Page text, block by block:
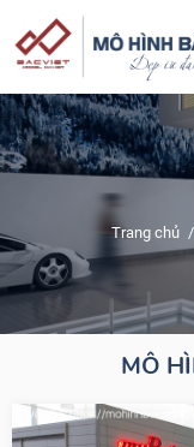
Trang chủ /
MÔ